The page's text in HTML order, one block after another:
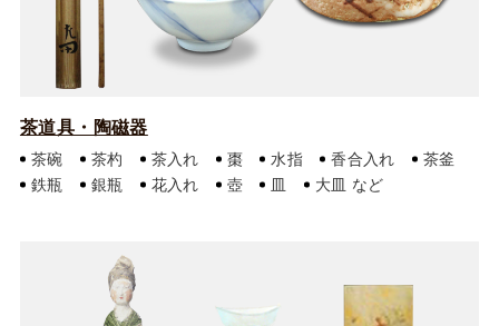
茶道具・陶磁器
茶碗 茶杓 茶入れ 棗 水指 香合入れ
茶釜
鉄瓶
銀瓶 花入れ 壺 皿 大皿